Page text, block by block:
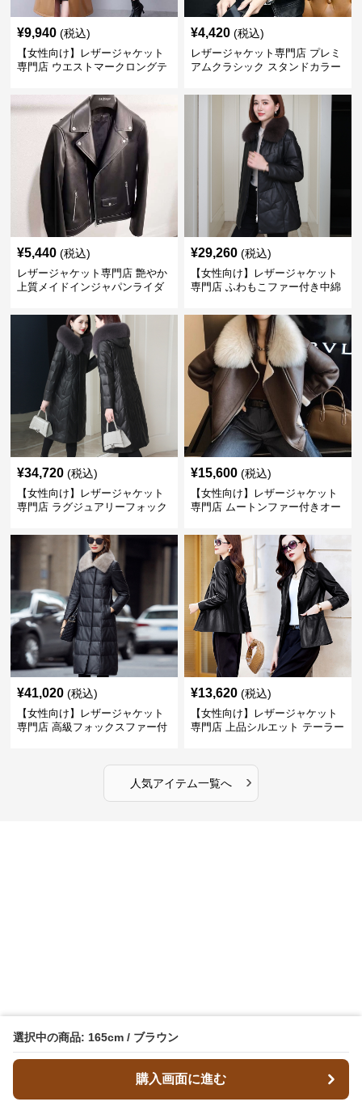
選択中の商品: 165cm / ブラウン
購入画面に進む
¥9,940 (税込)
【女性向け】レザージャケット
専門店 ウエストマークロングテ
¥4,420 (税込)
レザージャケット専門店 プレミ
アムクラシック スタンドカラー
¥5,440 (税込)
レザージャケット専門店 艶やか
上質メイドインジャパンライダ
¥29,260 (税込)
【女性向け】レザージャケット
専門店 ふわもこファー付き中綿
¥34,720 (税込)
【女性向け】レザージャケット
専門店 ラグジュアリーフォック
¥15,600 (税込)
【女性向け】レザージャケット
専門店 ムートンファー付きオー
¥41,020 (税込)
【女性向け】レザージャケット
専門店 高級フォックスファー付
¥13,620 (税込)
【女性向け】レザージャケット
専門店 上品シルエット テーラー
人気アイテム一覧へ ›